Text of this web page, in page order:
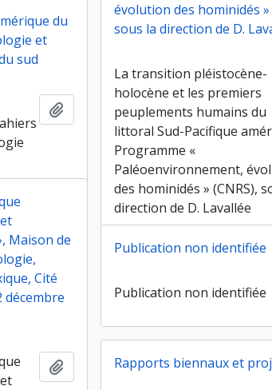
évolution des hominidés »
sous la direction de D.
La transition pléistocène-
holocène et les premiers
peuplements humains du
littoral Sud-Pacifique
Programme «
Paléoenvironnement,
des hominidés » (CNRS),
direction de D. Lavallée
du
et
sud
Ajouter au presse-papier
Maison de
Cité
décembre
Ajouter au presse-papier
Publication non identifiée
Publication non identifiée
Rapports biennaux et